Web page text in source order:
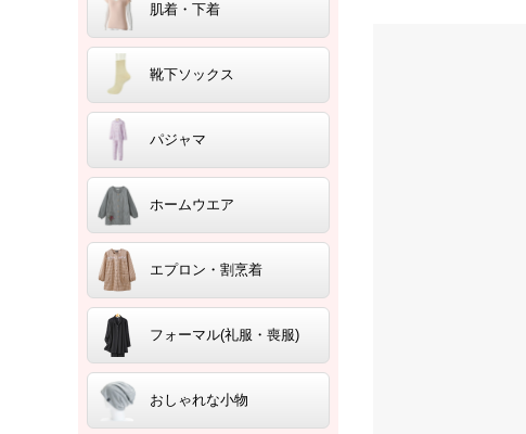
肌着・下着
靴下ソックス
パジャマ
ホームウエア
エプロン・割烹着
フォーマル(礼服・喪服)
おしゃれな小物